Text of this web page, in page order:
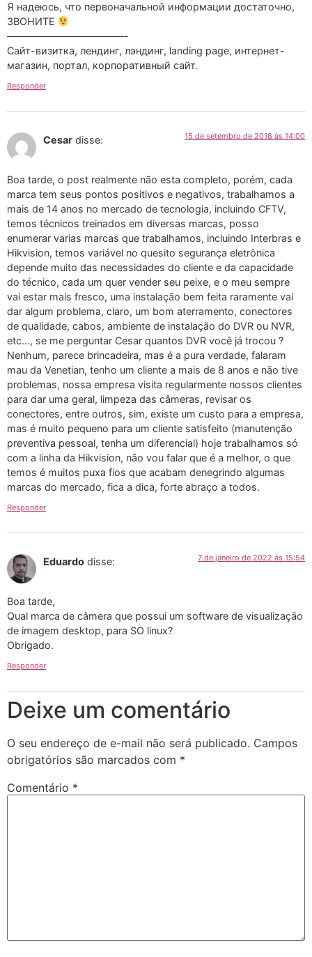
Я надеюсь, что первоначальной информации достаточно,
ЗВОНИТЕ
————————————-
Сайт-визитка, лендинг, лэндинг, landing page, интернет-
магазин, портал, корпоративный сайт.
Responder
Cesar disse: 15 de setembro de 2018 às 14:00
Boa tarde, o post realmente não esta completo, porém, cada
marca tem seus pontos positivos e negativos, trabalhamos a
mais de 14 anos no mercado de tecnologia, incluindo CFTV,
temos técnicos treinados em diversas marcas, posso
enumerar varias marcas que trabalhamos, incluindo Interbras e
Hikvision, temos variável no quesito segurança eletrônica
depende muito das necessidades do cliente e da capacidade
do técnico, cada um quer vender seu peixe, e o meu sempre
vai estar mais fresco, uma instalação bem feita raramente vai
dar algum problema, claro, um bom aterramento, conectores
de qualidade, cabos, ambiente de instalação do DVR ou NVR,
etc…, se me perguntar Cesar quantos DVR você já trocou ?
Nenhum, parece brincadeira, mas é a pura verdade, falaram
mau da Venetian, tenho um cliente a mais de 8 anos e não tive
problemas, nossa empresa visita regularmente nossos clientes
para dar uma geral, limpeza das câmeras, revisar os
conectores, entre outros, sim, existe um custo para a empresa,
mas é muito pequeno para um cliente satisfeito (manutenção
preventiva pessoal, tenha um diferencial) hoje trabalhamos só
com a linha da Hikvision, não vou falar que é a melhor, o que
temos é muitos puxa fios que acabam denegrindo algumas
marcas do mercado, fica a dica, forte abraço a todos.
Responder
Eduardo disse: 7 de janeiro de 2022 às 15:54
Boa tarde,
Qual marca de câmera que possui um software de visualização
de imagem desktop, para SO linux?
Obrigado.
Responder
Deixe um comentário
O seu endereço de e-mail não será publicado. Campos
obrigatórios são marcados com *
Comentário *